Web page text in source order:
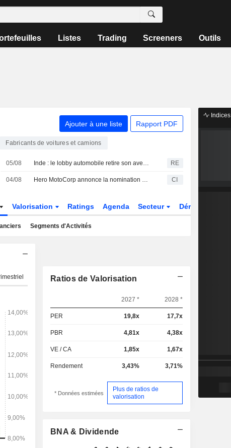
Listes Trading Screeners Outils
Ajouter à une liste Rapport PDF
Fabricants de voitures et camions
05/08 Inde : le lobby automobile retire son avertissement sur les dommages liés à l'éthanol pour réviser ses données RE
04/08 Hero MotoCorp annonce la nomination d'Anuj Dua au poste de Chief Business Officer pour le segment Premium, à compter du 3 août 2026 CI
Valorisation Ratings Agenda Secteur Dérivés
Segments d'Activités
Ratios de Valorisation
2027 * 2028 *
PER 19,8x 17,7x
PBR 4,81x 4,38x
VE / CA 1,85x 1,67x
Rendement 3,43% 3,71%
* Données estimées
Plus de ratios de
valorisation
BNA & Dividende
Indices